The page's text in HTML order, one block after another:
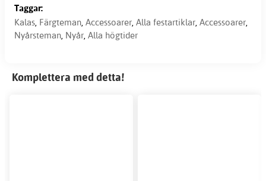
Taggar:
Kalas, Färgteman, Accessoarer, Alla festartiklar, Accessoarer,
Nyårsteman, Nyår, Alla högtider
Komplettera med detta!